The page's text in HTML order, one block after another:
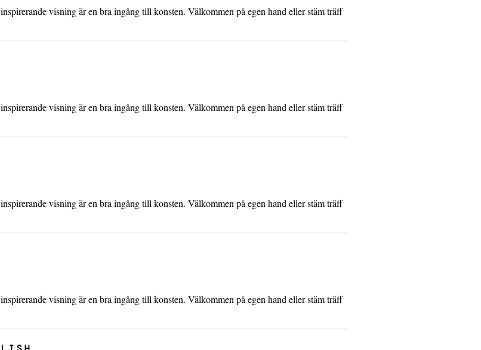
visning är en bra ingång till konsten. Välkommen på egen hand eller stäm träff
visning är en bra ingång till konsten. Välkommen på egen hand eller stäm träff
visning är en bra ingång till konsten. Välkommen på egen hand eller stäm träff
visning är en bra ingång till konsten. Välkommen på egen hand eller stäm träff